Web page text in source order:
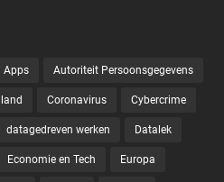
Apps Autoriteit Persoonsgegevens
Coronavirus Cybercrime
datagedreven werken Datalek
Economie en Tech Europa